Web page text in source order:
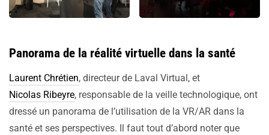
Panorama de la réalité virtuelle dans la santé
Laurent Chrétien, directeur de Laval Virtual, et
Nicolas Ribeyre, responsable de la veille technologique, ont
dressé un panorama de l’utilisation de la VR/AR dans la
santé et ses perspectives. Il faut tout d’abord noter que